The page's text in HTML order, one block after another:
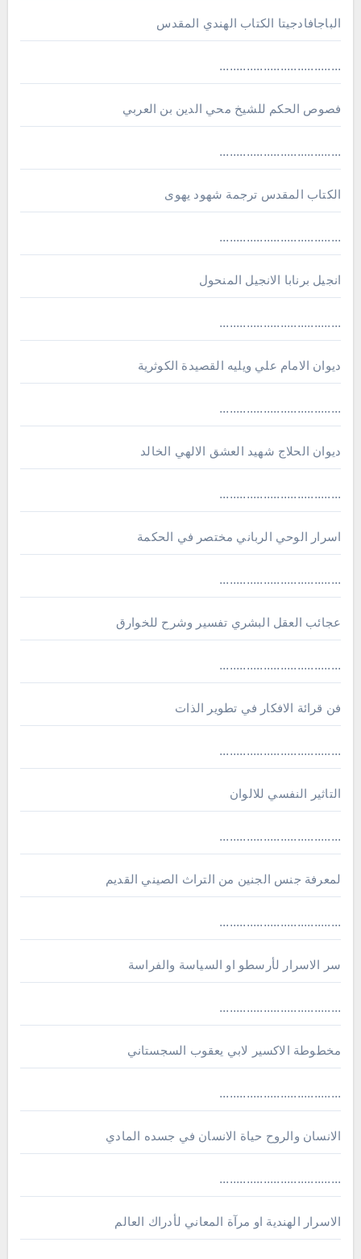
الباجافادجيتا الكتاب الهندي المقدس
....................................
فصوص الحكم للشيخ محي الدين بن العربي
....................................
الكتاب المقدس ترجمة شهود يهوى
....................................
انجيل برنابا الانجيل المنحول
....................................
ديوان الامام علي ويليه القصيدة الكوثرية
....................................
ديوان الحلاج شهيد العشق الالهي الخالد
....................................
اسرار الوحي الرباني مختصر في الحكمة
....................................
عجائب العقل البشري تفسير وشرح للخوارق
....................................
فن قرائة الافكار في تطوير الذات
....................................
التاثير النفسي للالوان
....................................
لمعرفة جنس الجنين من التراث الصيني القديم
....................................
سر الاسرار لأرسطو او السياسة والفراسة
....................................
مخطوطة الاكسير لابي يعقوب السجستاني
....................................
الانسان والروح حياة الانسان في جسده المادي
....................................
الاسرار الهندية او مرآة المعاني لأدراك العالم